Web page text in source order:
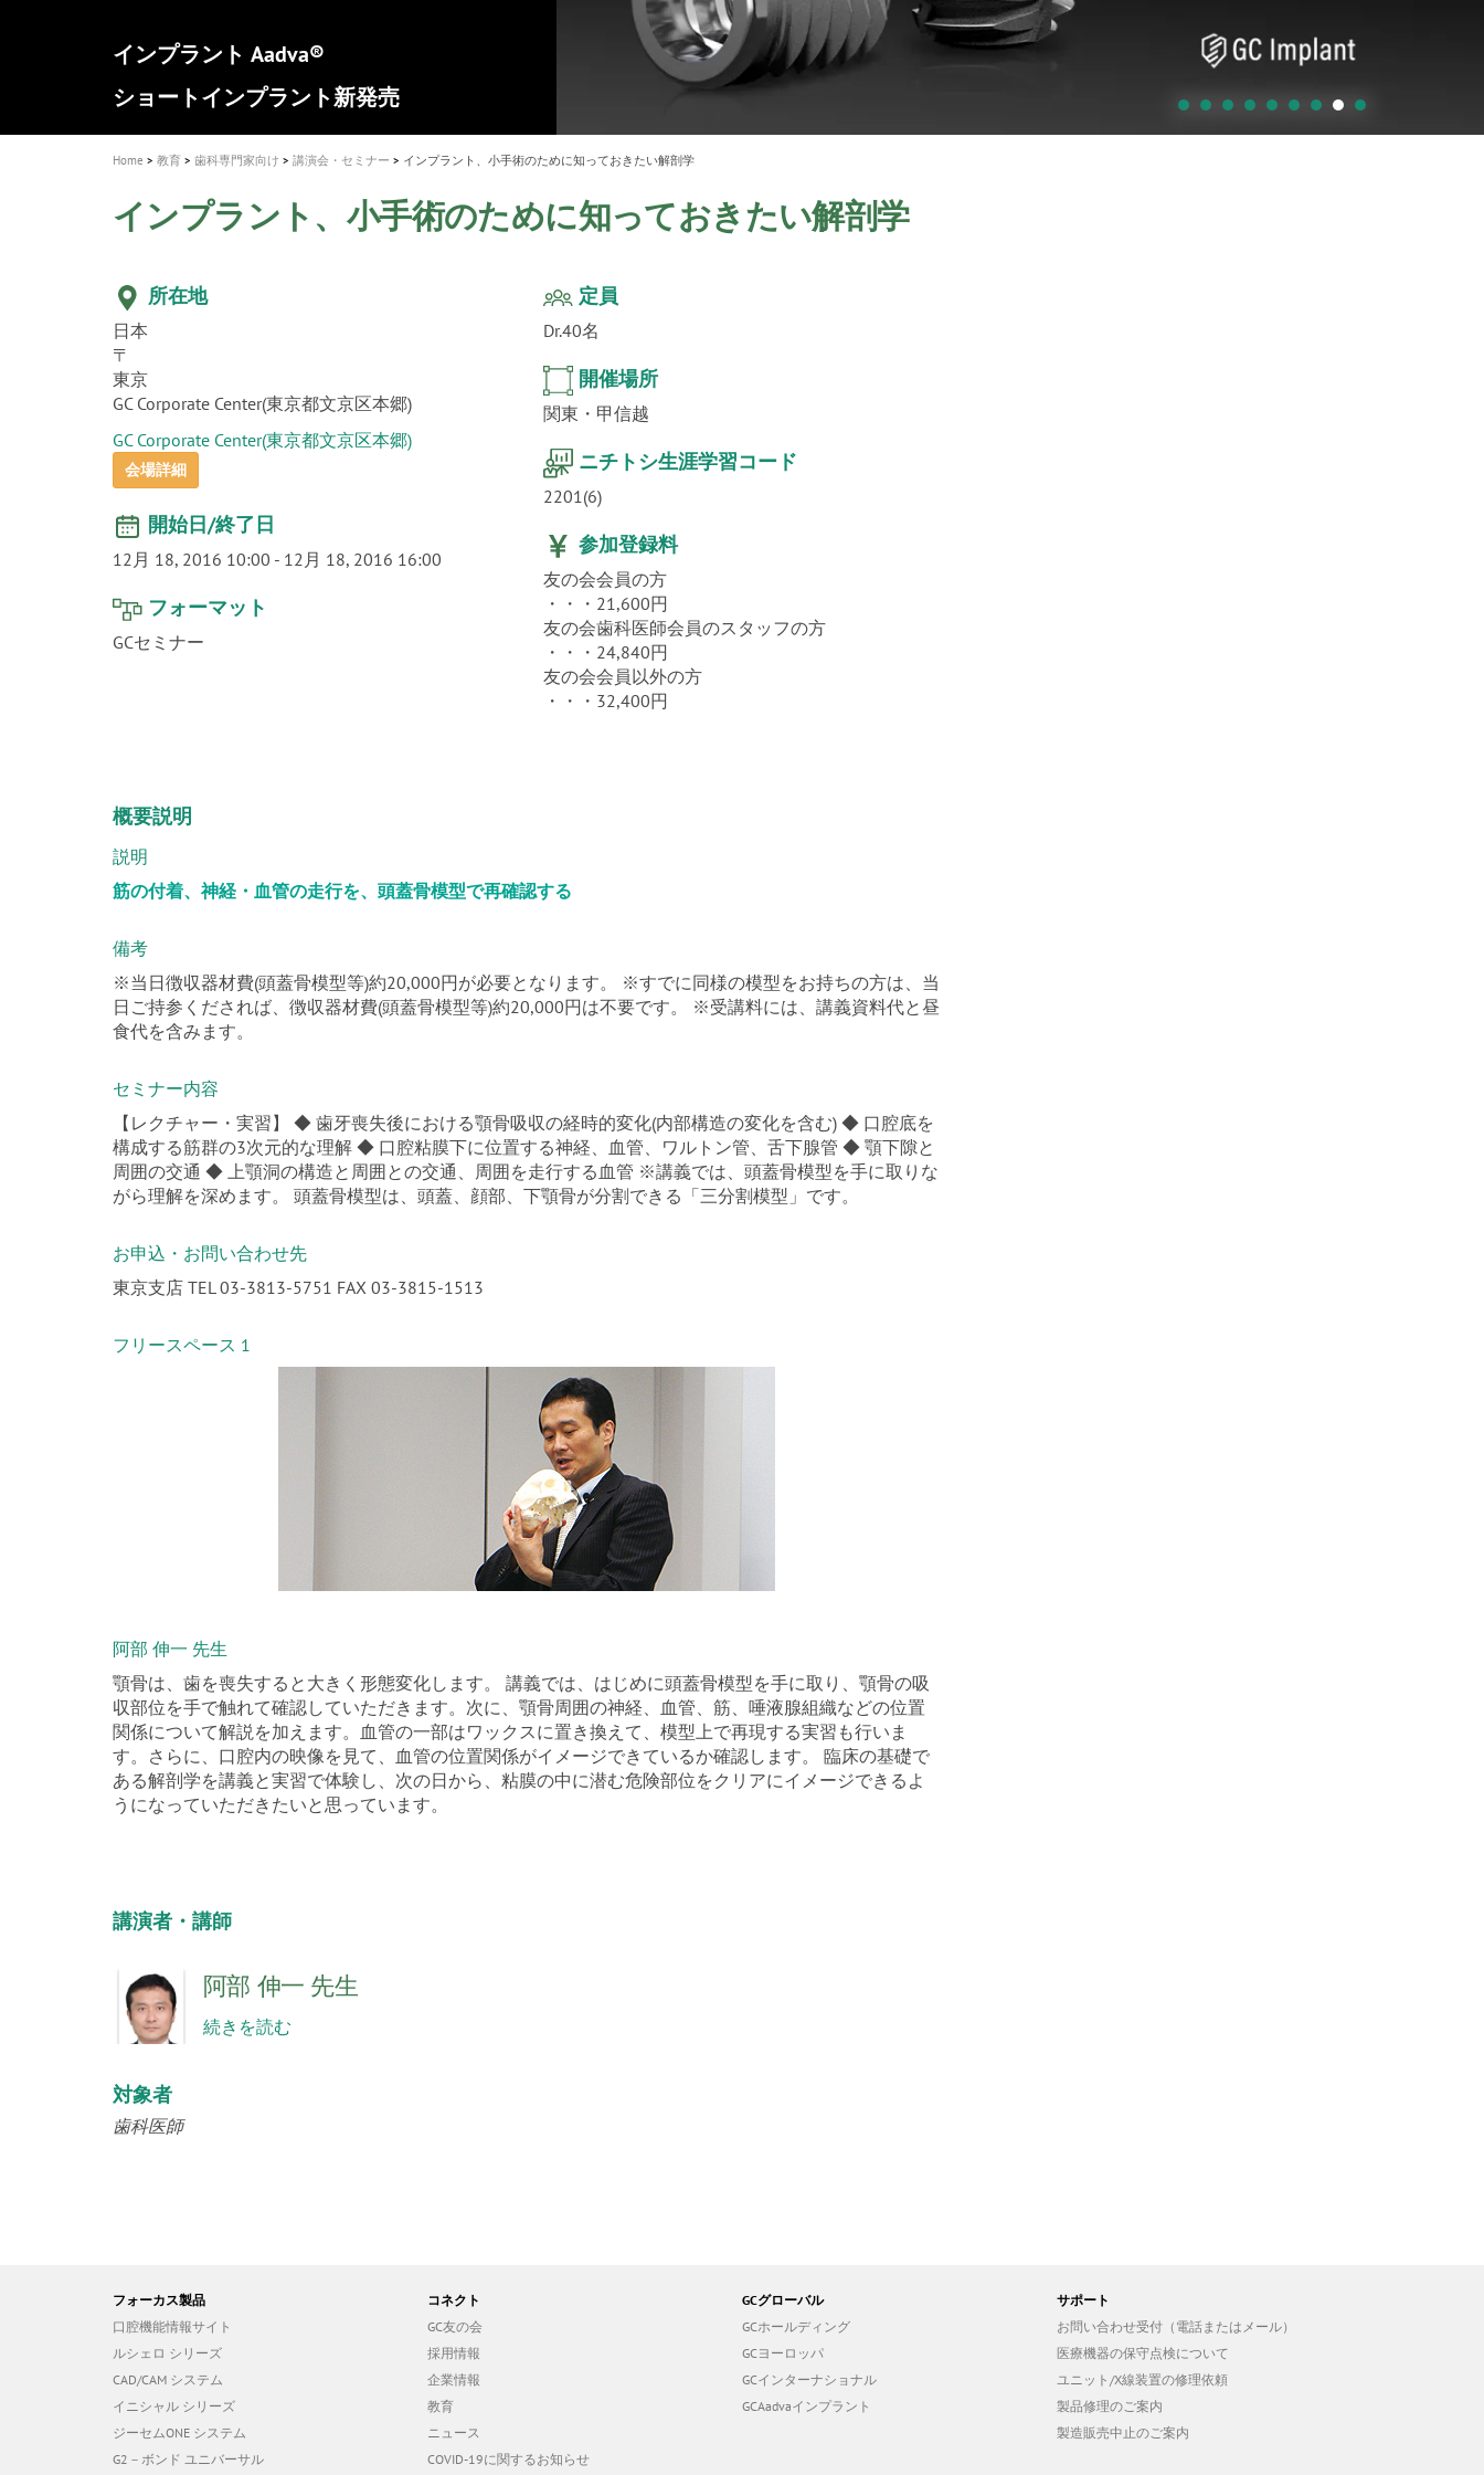
t
o
n
A healthy smile greatly contributes to your
quality of life
新発売 エバーエックス フロー
製品の詳細情報はこちら
「セラスマート テクノロジーブック」公
開
「イニシャル LiSi（リジ）ブロック テクノ
ロジーブック」公開
歯を内部まで白くする
医療ホワイトニング ティオン®
新製品 イオム ナゴミ for DH
専用サイトはこちら
新製品バキュクレーブ 118 / 318 Prime
製品の詳細情報はこちら
インプラント Aadva®
ショートインプラント新発売
GCグループ企業
Home 教育 歯科専門家向け 講演会・セミナー インプラント、小手術のために知っておきたい解剖学
インプラント、小手術のために知っておきたい解剖学
所在地
日本
〒
東京
GC Corporate Center(東京都文京区本郷)
GC Corporate Center(東京都文京区本郷)
会場詳細
開始日/終了日
12月 18, 2016 10:00 - 12月 18, 2016 16:00
フォーマット
GCセミナー
定員
Dr.40名
開催場所
関東・甲信越
ニチトシ生涯学習コード
2201(6)
参加登録料
友の会会員の方
・・・21,600円
友の会歯科医師会員のスタッフの方
・・・24,840円
友の会会員以外の方
・・・32,400円
概要説明
説明
筋の付着、神経・血管の走行を、頭蓋骨模型で再確認する
備考
※当日徴収器材費(頭蓋骨模型等)約20,000円が必要となります。 ※すでに同様の模型をお持ちの方は、当
日ご持参くだされば、徴収器材費(頭蓋骨模型等)約20,000円は不要です。 ※受講料には、講義資料代と昼
食代を含みます。
セミナー内容
【レクチャー・実習】 ◆ 歯牙喪失後における顎骨吸収の経時的変化(内部構造の変化を含む) ◆ 口腔底を
構成する筋群の3次元的な理解 ◆ 口腔粘膜下に位置する神経、血管、ワルトン管、舌下腺管 ◆ 顎下隙と
周囲の交通 ◆ 上顎洞の構造と周囲との交通、周囲を走行する血管 ※講義では、頭蓋骨模型を手に取りな
がら理解を深めます。 頭蓋骨模型は、頭蓋、顔部、下顎骨が分割できる「三分割模型」です。
お申込・お問い合わせ先
東京支店 TEL 03-3813-5751 FAX 03-3815-1513
フリースペース 1
阿部 伸一 先生
顎骨は、歯を喪失すると大きく形態変化します。 講義では、はじめに頭蓋骨模型を手に取り、顎骨の吸
収部位を手で触れて確認していただきます。次に、顎骨周囲の神経、血管、筋、唾液腺組織などの位置
関係について解説を加えます。血管の一部はワックスに置き換えて、模型上で再現する実習も行いま
す。さらに、口腔内の映像を見て、血管の位置関係がイメージできているか確認します。 臨床の基礎で
ある解剖学を講義と実習で体験し、次の日から、粘膜の中に潜む危険部位をクリアにイメージできるよ
うになっていただきたいと思っています。
講演者・講師
阿部 伸一 先生
続きを読む
対象者
歯科医師
フォーカス製品
口腔機能情報サイト
ルシェロ シリーズ
CAD/CAM システム
イニシャル シリーズ
ジーセムONE システム
G2－ボンド ユニバーサル
コネクト
GC友の会
採用情報
企業情報
教育
ニュース
COVID-19に関するお知らせ
GCグローバル
GCホールディング
GCヨーロッパ
GCインターナショナル
GCAadvaインプラント
サポート
お問い合わせ受付（電話またはメール）
医療機器の保守点検について
ユニット/X線装置の修理依頼
製品修理のご案内
製造販売中止のご案内